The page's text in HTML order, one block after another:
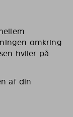
omkring
hviler på
af din